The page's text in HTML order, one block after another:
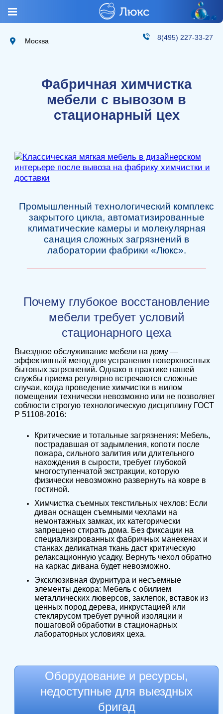
Москва 8(495) 227-33-27
Фабричная химчистка
мебели с вывозом в
стационарный цех
Промышленный технологический комплекс
закрытого цикла, автоматизированные
климатические камеры и молекулярная
санация сложных загрязнений в
лаборатории фабрики «Люкс».
Почему глубокое восстановление
мебели требует условий
стационарного цеха
Выездное обслуживание мебели на дому —
эффективный метод для устранения поверхностных
бытовых загрязнений. Однако в практике нашей
службы приема регулярно встречаются сложные
случаи, когда проведение химчистки в жилом
помещении технически невозможно или не позволяет
соблюсти строгую технологическую дисциплину ГОСТ
Р 51108-2016:
Критические и тотальные загрязнения: Мебель,
пострадавшая от задымления, копоти после
пожара, сильного залития или длительного
нахождения в сырости, требует глубокой
многоступенчатой экстракции, которую
физически невозможно развернуть на ковре в
гостиной.
Химчистка съемных текстильных чехлов: Если
диван оснащен съемными чехлами на
немонтажных замках, их категорически
запрещено стирать дома. Без фиксации на
специализированных фабричных манекенах и
станках деликатная ткань даст критическую
релаксационную усадку. Вернуть чехол обратно
на каркас дивана будет невозможно.
Эксклюзивная фурнитура и несъемные
элементы декора: Мебель с обилием
металлических люверсов, заклепок, вставок из
ценных пород дерева, инкрустацией или
стеклярусом требует ручной изоляции и
пошаговой обработки в стационарных
лабораторных условиях цеха.
Оборудование и ресурсы,
недоступные для выездных
бригад